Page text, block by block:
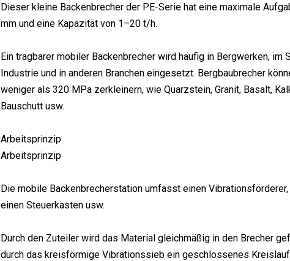
Dieser kleine Backenbrecher der PE-Serie hat eine maximale
mm und eine Kapazität von 1–20 t/h.
Ein tragbarer mobiler Backenbrecher wird häufig in Bergwerken,
Industrie und in anderen Branchen eingesetzt. Bergbaubrecher
weniger als 320 MPa zerkleinern, wie Quarzstein, Granit, Basalt,
Bauschutt usw.
Arbeitsprinzip
Arbeitsprinzip
Die mobile Backenbrecherstation umfasst einen
einen Steuerkasten usw.
Durch den Zuteiler wird das Material gleichmäßig in den Brecher
durch das kreisförmige Vibrationssieb ein geschlossenes